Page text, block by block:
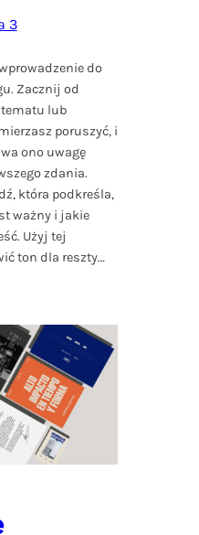
3
do
Zacznij od
tematu lub
poruszyć, i
ono uwagę
zdania.
która podkreśla,
ważny i jakie
Użyj tej
ton dla reszty…